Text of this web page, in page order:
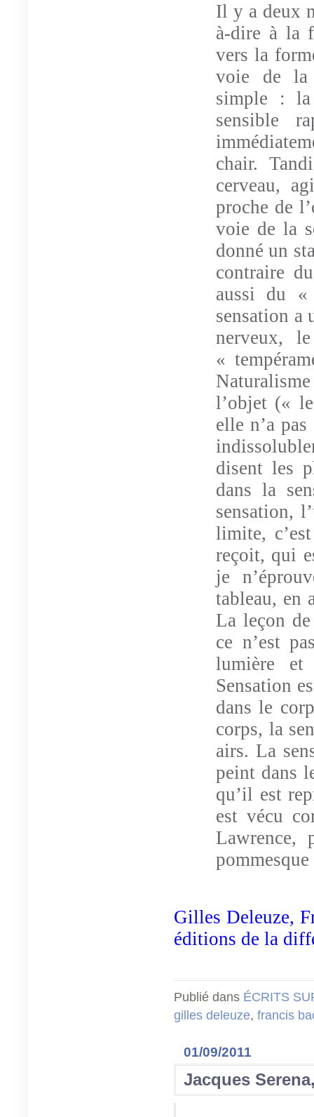
Il y a deux
à-dire à la
vers la
voie de la
simple : la
sensible
chair.
cerveau,
proche de
voie de la
donné un
contraire
aussi du «
sensation a
nerveux,
«
l’objet («
elle n’a
disent les
dans la
sensation,
limite,
reçoit, qui
je
tableau, en
La leçon de
ce n’est
lumière et
Sensation
dans le
corps, la
airs. La
peint dans
qu’il est
est vécu
Lawrence,
Gilles Deleuze,
éditions de la
Publié dans ÉCRITS
gilles deleuze, francis
01/09/2011
Jacques